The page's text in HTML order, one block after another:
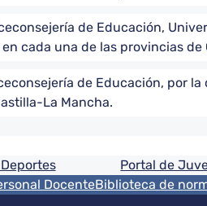
de Educación,
cada una de las provincias de
de Educación, por
La Mancha.
Portal de
DocenteBiblioteca de